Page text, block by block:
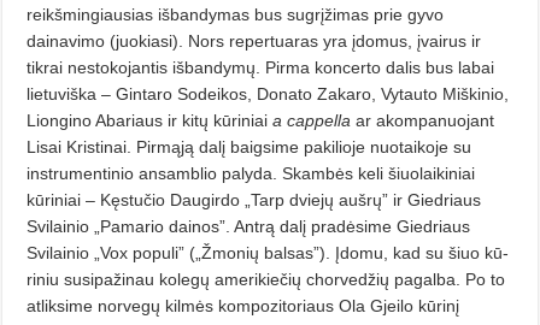
reikšmingiausias išbandymas bus sugrįžimas prie gyvo
dainavimo (juokiasi). Nors repertuaras yra įdomus, įvairus ir
tikrai nestokojantis išbandymų. Pir­ma koncerto dalis bus labai
lietuviška – Gintaro Sodeikos, Donato Zaka­ro, Vytauto Miškinio,
Liongino Aba­riaus ir kitų kūriniaia cappella ar akompanuojant
Lisai Kristinai. Pirmą­ją dalį baigsime pakilioje nuotaikoje su
instrumentinio ansamblio palyda. Skambės keli šiuolaikiniai
kūriniai – Kęstučio Daugirdo „Tarp dviejų auš­rų” ir Giedriaus
Svilainio „Pamario dainos”. Antrą dalį pradėsime Gied­riaus
Svilainio „Vox populi” („Žmo­nių balsas”). Įdomu, kad su šiuo kū­
riniu susipažinau kolegų amerikie­čių chorvedžių pagalba. Po to
atliksime norvegų kilmės kompozitoriaus Ola Gjeilo kūrinį